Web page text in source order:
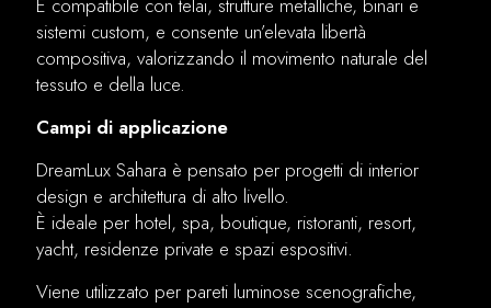
È compatibile con telai, strutture metalliche, binari e
sistemi custom, e consente un’elevata libertà
compositiva, valorizzando il movimento naturale del
tessuto e della luce.
Campi di applicazione
DreamLux Sahara è pensato per progetti di interior
design e architettura di alto livello.
È ideale per hotel, spa, boutique, ristoranti, resort,
yacht, residenze private e spazi espositivi.
Viene utilizzato per pareti luminose scenografiche,